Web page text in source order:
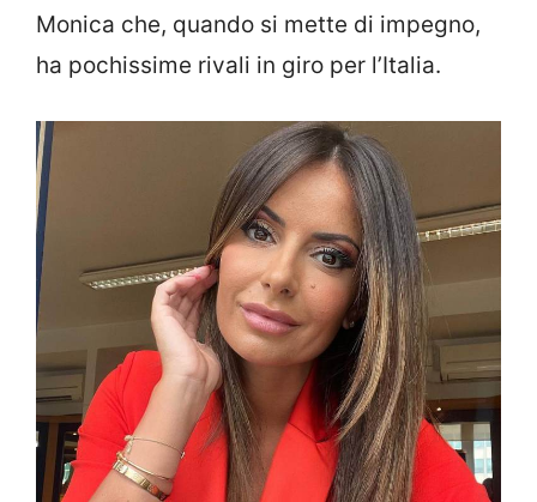
Monica che, quando si mette di impegno,
ha pochissime rivali in giro per l’Italia.